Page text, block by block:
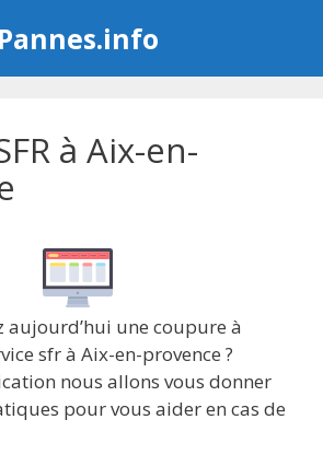
Pannes.info
à Aix-en-
aujourd’hui une coupure à
sfr à Aix-en-provence ?
nous allons vous donner
pour vous aider en cas de